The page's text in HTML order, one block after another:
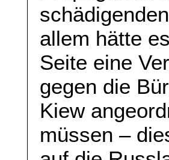
allem hätte
Seite eine
gegen die
Kiew
müssen –